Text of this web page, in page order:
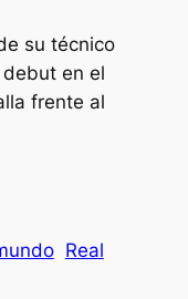
su técnico
en el
frente al
Real